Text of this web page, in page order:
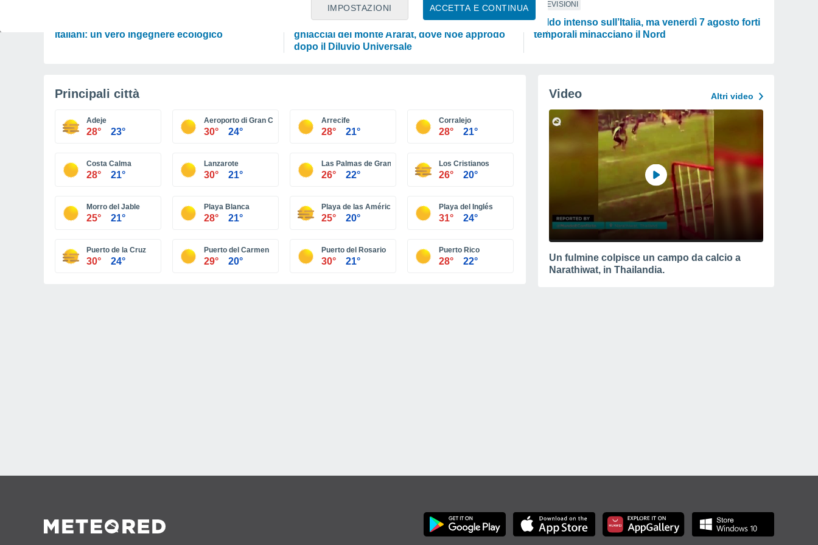
ACCETTA E CONTINUA
IMPOSTAZIONI
italiani: un vero ingegnere ecologico
ATTUALITÀ
Gli esperti ispezionano per la prima volta i
ghiacciai del monte Ararat, dove Noè approdò
dopo il Diluvio Universale
PREVISIONI
Caldo intenso sull’Italia, ma venerdì 7 agosto forti
temporali minacciano il Nord
Principali città
Adeje
28° 23°
Aeroporto di Gran Canaria
30° 24°
Arrecife
28° 21°
Corralejo
28° 21°
Costa Calma
28° 21°
Lanzarote
30° 21°
Las Palmas de Gran Canaria
26° 22°
Los Cristianos
26° 20°
Morro del Jable
25° 21°
Playa Blanca
28° 21°
Playa de las Américas
25° 20°
Playa del Inglés
31° 24°
Puerto de la Cruz
30° 24°
Puerto del Carmen
29° 20°
Puerto del Rosario
30° 21°
Puerto Rico
28° 22°
Video Altri video
Un fulmine colpisce un campo da calcio a
Narathiwat, in Thailandia.